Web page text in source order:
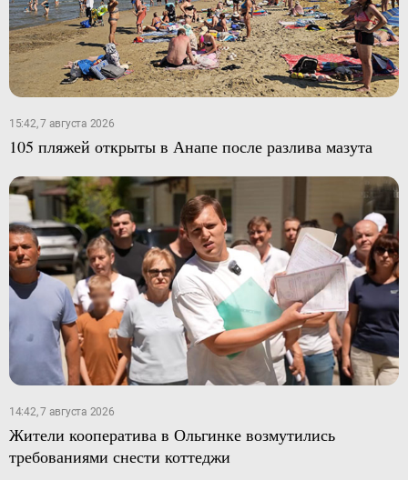
15:42, 7 августа 2026
105 пляжей открыты в Анапе после разлива мазута
14:42, 7 августа 2026
Жители кооператива в Ольгинке возмутились
требованиями снести коттеджи